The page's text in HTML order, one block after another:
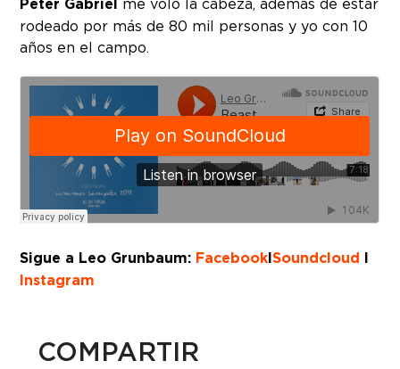
Peter Gabriel me voló la cabeza, además de estar
rodeado por más de 80 mil personas y yo con 10
años en el campo.
Sigue a Leo Grunbaum: FacebookISoundcloud I
Instagram
COMPARTIR